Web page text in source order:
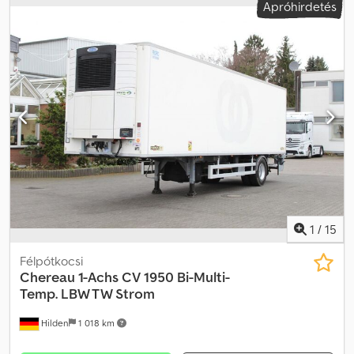
Apróhirdetés
1 / 15
Hilden 1 018 km
Félpótkocsi
Chereau 1-Achs CV 1950 Bi-Multi-
Temp. LBW TW Strom